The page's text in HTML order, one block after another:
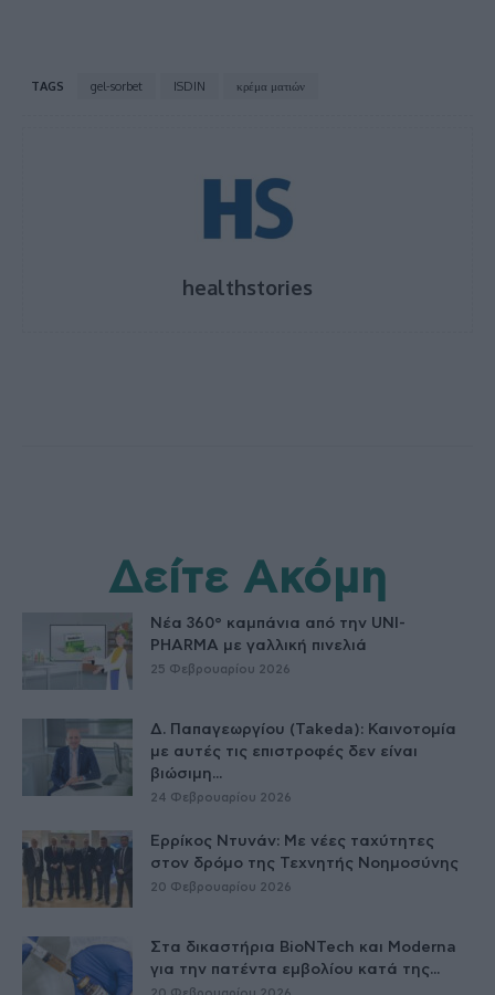
TAGS gel-sorbet ISDIN κρέμα ματιών
healthstories
Δείτε Ακόμη
Νέα 360° καμπάνια από την UNI-
PHARMA με γαλλική πινελιά
25 Φεβρουαρίου 2026
Δ. Παπαγεωργίου (Takeda): Καινοτομία
με αυτές τις επιστροφές δεν είναι
βιώσιμη...
24 Φεβρουαρίου 2026
Ερρίκος Ντυνάν: Με νέες ταχύτητες
στον δρόμο της Τεχνητής Νοημοσύνης
20 Φεβρουαρίου 2026
Στα δικαστήρια BioNTech και Moderna
για την πατέντα εμβολίου κατά της...